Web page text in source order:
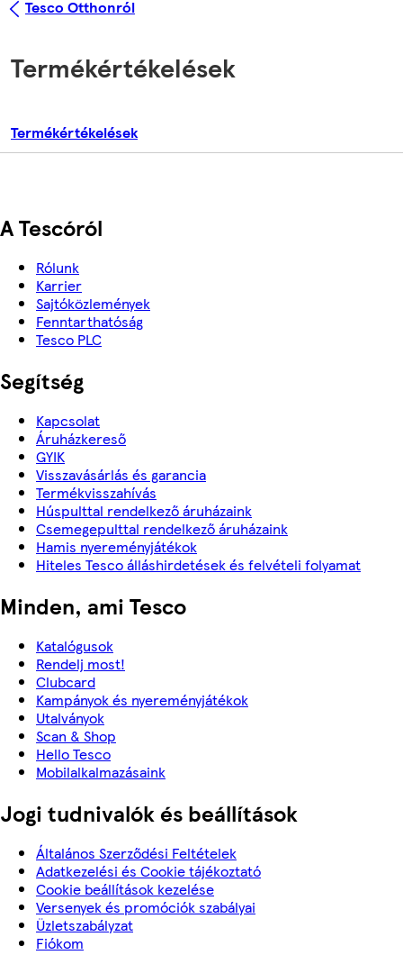
Tesco Otthonról
Termékértékelések
Termékértékelések
A Tescóról
Rólunk
Karrier
Sajtóközlemények
Fenntarthatóság
Tesco PLC
Segítség
Kapcsolat
Áruházkereső
GYIK
Visszavásárlás és garancia
Termékvisszahívás
Húspulttal rendelkező áruházaink
Csemegepulttal rendelkező áruházaink
Hamis nyereményjátékok
Hiteles Tesco álláshirdetések és felvételi folyamat
Minden, ami Tesco
Katalógusok
Rendelj most!
Clubcard
Kampányok és nyereményjátékok
Utalványok
Scan & Shop
Hello Tesco
Mobilalkalmazásaink
Jogi tudnivalók és beállítások
Általános Szerződési Feltételek
Adatkezelési és Cookie tájékoztató
Cookie beállítások kezelése
Versenyek és promóciók szabályai
Üzletszabályzat
Fiókom